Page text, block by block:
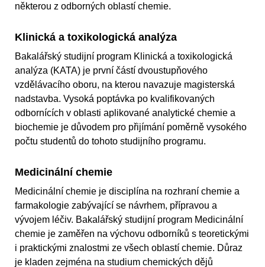
některou z odborných oblastí chemie.
Klinická a toxikologická analýza
Bakalářský studijní program Klinická a toxikologická
analýza (KATA) je první částí dvoustupňového
vzdělávacího oboru, na kterou navazuje magisterská
nadstavba. Vysoká poptávka po kvalifikovaných
odbornících v oblasti aplikované analytické chemie a
biochemie je důvodem pro přijímání poměrně vysokého
počtu studentů do tohoto studijního programu.
Medicinální chemie
Medicinální chemie je disciplína na rozhraní chemie a
farmakologie zabývající se návrhem, přípravou a
vývojem léčiv. Bakalářský studijní program Medicinální
chemie je zaměřen na výchovu odborníků s teoretickými
i praktickými znalostmi ze všech oblastí chemie. Důraz
je kladen zejména na studium chemických dějů